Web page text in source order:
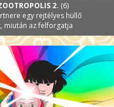
2. (6)
egy rejtélyes hüllő
miután az felforgatja